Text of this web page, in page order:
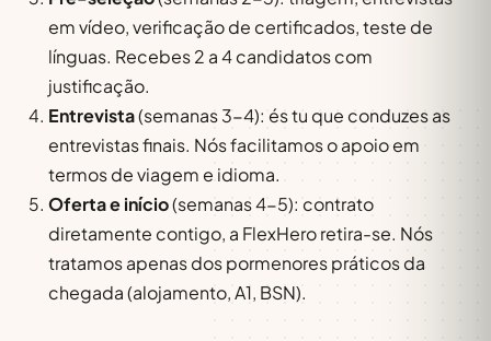
em vídeo, verificação de certificados, teste de
línguas. Recebes 2 a 4 candidatos com
justificação.
Entrevista(semanas 3-4): és tu que conduzes as
entrevistas finais. Nós facilitamos o apoio em
termos de viagem e idioma.
Oferta e início(semanas 4-5): contrato
diretamente contigo, a FlexHero retira-se. Nós
tratamos apenas dos pormenores práticos da
chegada (alojamento, A1, BSN).